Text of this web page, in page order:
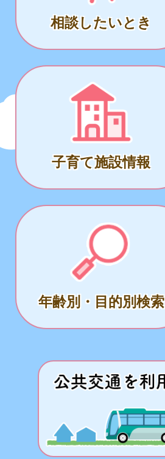
相談したいとき
子育て施設情報
年齢別・目的別検索